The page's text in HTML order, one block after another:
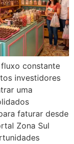
constante
investidores
uma
faturar desde
Zona Sul